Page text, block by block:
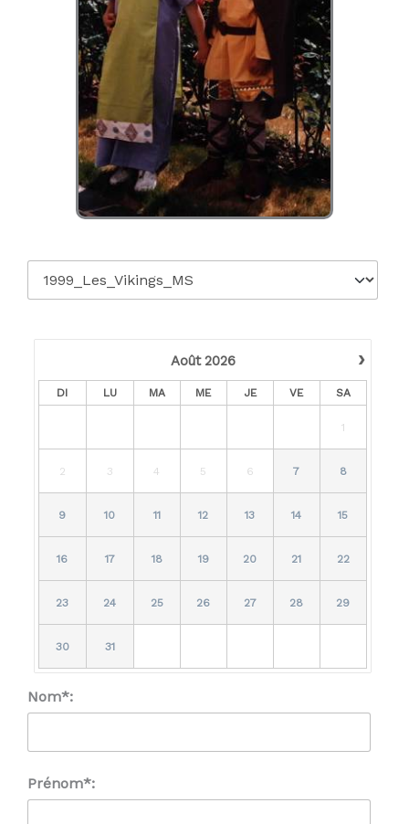
›
Août 2026
DI LU MA ME JE VE SA
1
2 3 4 5 6 7 8
9 10 11 12 13 14 15
16 17 18 19 20 21 22
23 24 25 26 27 28 29
30 31
Nom*:
Prénom*: